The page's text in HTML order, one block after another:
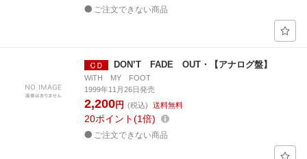
ご注文できない商品
DON’T FADE OUT・【アナログ盤】
WiTH MY FOOT
1999年11月26日発売
2,200円 (税込) 送料無料
20ポイント 1倍
ご注文できない商品